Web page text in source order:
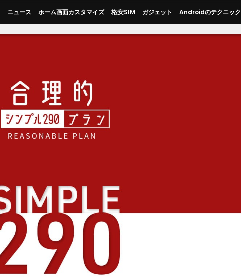
ニュース ホーム画面カスタマイズ 格安SIM ガジェット Androidのテクニック